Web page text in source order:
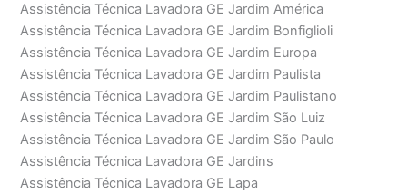
Assistência Técnica Lavadora GE Jardim América
Assistência Técnica Lavadora GE Jardim Bonfiglioli
Assistência Técnica Lavadora GE Jardim Europa
Assistência Técnica Lavadora GE Jardim Paulista
Assistência Técnica Lavadora GE Jardim Paulistano
Assistência Técnica Lavadora GE Jardim São Luiz
Assistência Técnica Lavadora GE Jardim São Paulo
Assistência Técnica Lavadora GE Jardins
Assistência Técnica Lavadora GE Lapa